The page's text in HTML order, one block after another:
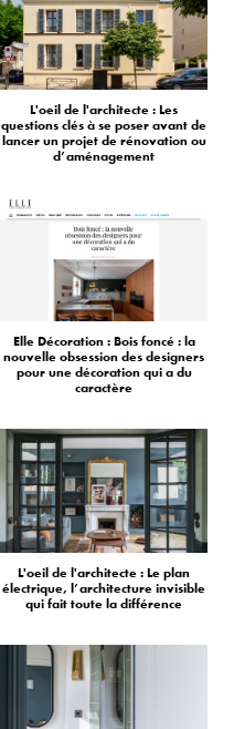
L'oeil de l'architecte : Les
questions clés à se poser avant de
lancer un projet de rénovation ou
d’aménagement
Elle Décoration : Bois foncé : la
nouvelle obsession des designers
pour une décoration qui a du
caractère
L'oeil de l'architecte : Le plan
électrique, l’architecture invisible
qui fait toute la différence